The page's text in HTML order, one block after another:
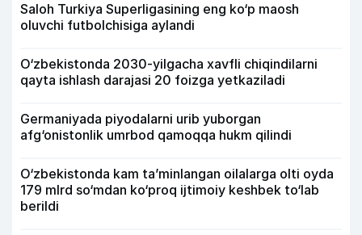
Saloh Turkiya Superligasining eng ko‘p maosh
oluvchi futbolchisiga aylandi
O‘zbekistonda 2030-yilgacha xavfli chiqindilarni
qayta ishlash darajasi 20 foizga yetkaziladi
Germaniyada piyodalarni urib yuborgan
afg‘onistonlik umrbod qamoqqa hukm qilindi
O‘zbekistonda kam ta’minlangan oilalarga olti oyda
179 mlrd so‘mdan ko‘proq ijtimoiy keshbek to‘lab
berildi